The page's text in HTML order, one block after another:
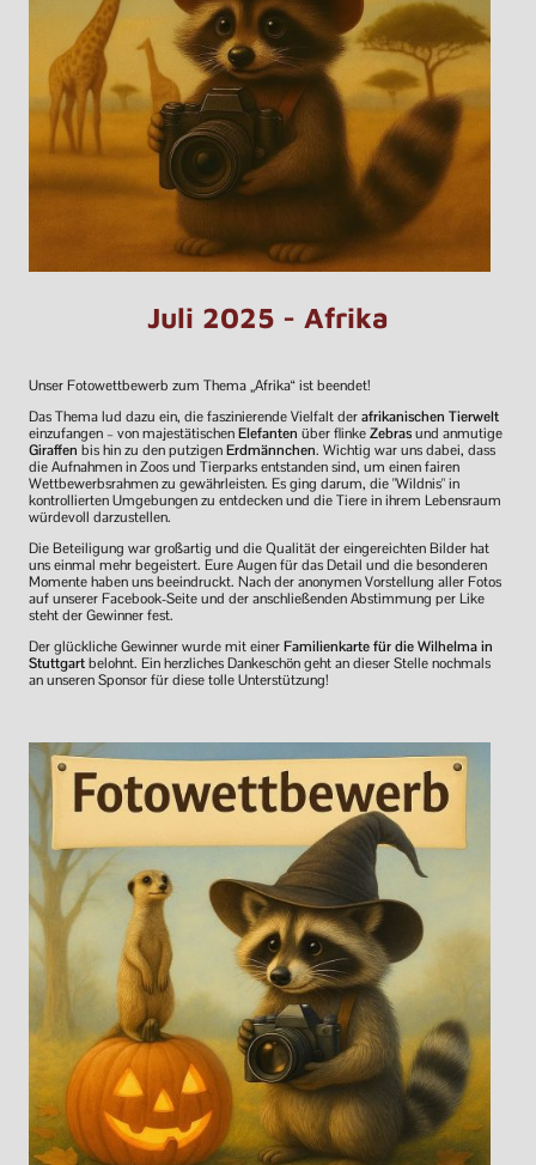
Juli 2025 - Afrika
Unser Fotowettbewerb zum Thema „Afrika“ ist beendet!
Das Thema lud dazu ein, die faszinierende Vielfalt derafrikanischen Tierwelt
einzufangen – von majestätischenElefanten über flinkeZebrasund anmutige
Giraffen bis hin zu den putzigenErdmännchen. Wichtig war uns dabei, dass
die Aufnahmen in Zoos und Tierparks entstanden sind, um einen fairen
Wettbewerbsrahmen zu gewährleisten. Es ging darum, die "Wildnis" in
kontrollierten Umgebungen zu entdecken und die Tiere in ihrem Lebensraum
würdevoll darzustellen.
Die Beteiligung war großartig und die Qualität der eingereichten Bilder hat
uns einmal mehr begeistert. Eure Augen für das Detail und die besonderen
Momente haben uns beeindruckt. Nach der anonymen Vorstellung aller Fotos
auf unserer Facebook-Seite und der anschließenden Abstimmung per Like
steht der Gewinner fest.
Der glückliche Gewinner wurde mit einerFamilienkarte für die Wilhelma in
Stuttgartbelohnt. Ein herzliches Dankeschön geht an dieser Stelle nochmals
an unseren Sponsor für diese tolle Unterstützung!